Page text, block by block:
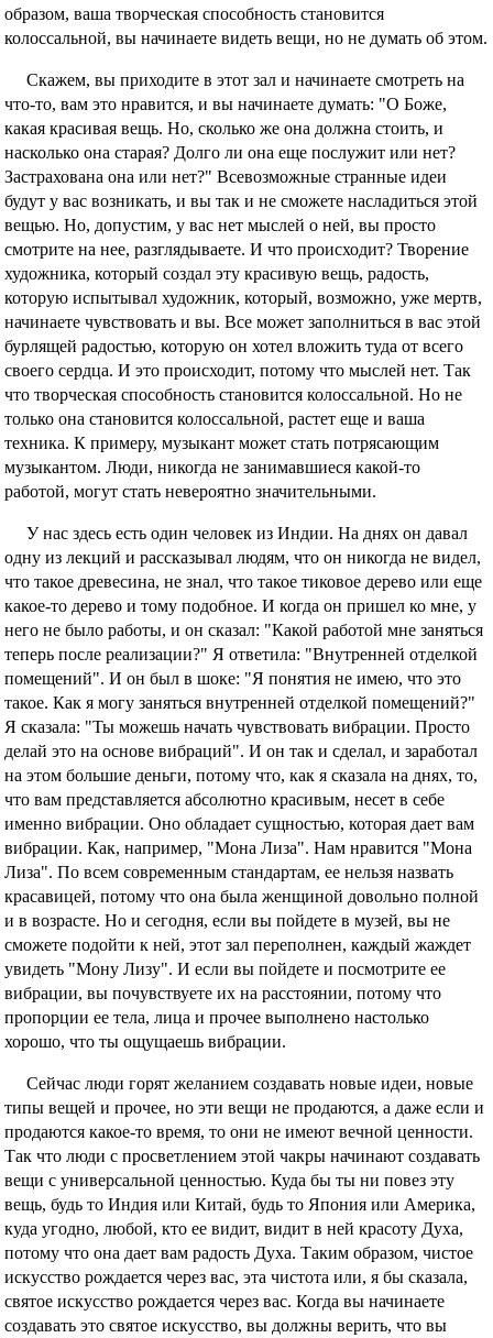
образом, ваша творческая способность становится
колоссальной, вы начинаете видеть вещи, но не думать об этом.
Скажем, вы приходите в этот зал и начинаете смотреть на
что-то, вам это нравится, и вы начинаете думать: "О Боже,
какая красивая вещь. Но, сколько же она должна стоить, и
насколько она старая? Долго ли она еще послужит или нет?
Застрахована она или нет?" Всевозможные странные идеи
будут у вас возникать, и вы так и не сможете насладиться этой
вещью. Но, допустим, у вас нет мыслей о ней, вы просто
смотрите на нее, разглядываете. И что происходит? Творение
художника, который создал эту красивую вещь, радость,
которую испытывал художник, который, возможно, уже мертв,
начинаете чувствовать и вы. Все может заполниться в вас этой
бурлящей радостью, которую он хотел вложить туда от всего
своего сердца. И это происходит, потому что мыслей нет. Так
что творческая способность становится колоссальной. Но не
только она становится колоссальной, растет еще и ваша
техника. К примеру, музыкант может стать потрясающим
музыкантом. Люди, никогда не занимавшиеся какой-то
работой, могут стать невероятно значительными.
У нас здесь есть один человек из Индии. На днях он давал
одну из лекций и рассказывал людям, что он никогда не видел,
что такое древесина, не знал, что такое тиковое дерево или еще
какое-то дерево и тому подобное. И когда он пришел ко мне, у
него не было работы, и он сказал: "Какой работой мне заняться
теперь после реализации?" Я ответила: "Внутренней отделкой
помещений". И он был в шоке: "Я понятия не имею, что это
такое. Как я могу заняться внутренней отделкой помещений?"
Я сказала: "Ты можешь начать чувствовать вибрации. Просто
делай это на основе вибраций". И он так и сделал, и заработал
на этом большие деньги, потому что, как я сказала на днях, то,
что вам представляется абсолютно красивым, несет в себе
именно вибрации. Оно обладает сущностью, которая дает вам
вибрации. Как, например, "Мона Лиза". Нам нравится "Мона
Лиза". По всем современным стандартам, ее нельзя назвать
красавицей, потому что она была женщиной довольно полной
и в возрасте. Но и сегодня, если вы пойдете в музей, вы не
сможете подойти к ней, этот зал переполнен, каждый жаждет
увидеть "Мону Лизу". И если вы пойдете и посмотрите ее
вибрации, вы почувствуете их на расстоянии, потому что
пропорции ее тела, лица и прочее выполнено настолько
хорошо, что ты ощущаешь вибрации.
Сейчас люди горят желанием создавать новые идеи, новые
типы вещей и прочее, но эти вещи не продаются, а даже если и
продаются какое-то время, то они не имеют вечной ценности.
Так что люди с просветлением этой чакры начинают создавать
вещи с универсальной ценностью. Куда бы ты ни повез эту
вещь, будь то Индия или Китай, будь то Япония или Америка,
куда угодно, любой, кто ее видит, видит в ней красоту Духа,
потому что она дает вам радость Духа. Таким образом, чистое
искусство рождается через вас, эта чистота или, я бы сказала,
святое искусство рождается через вас. Когда вы начинаете
создавать это святое искусство, вы должны верить, что вы